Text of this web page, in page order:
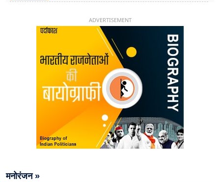
ADVERTISEMENT
मनोरंजन »